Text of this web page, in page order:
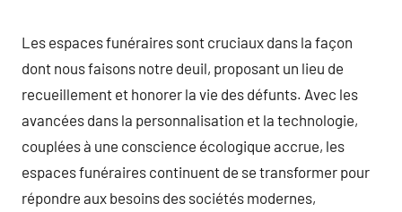
Les espaces funéraires sont cruciaux dans la façon
dont nous faisons notre deuil, proposant un lieu de
recueillement et honorer la vie des défunts. Avec les
avancées dans la personnalisation et la technologie,
couplées à une conscience écologique accrue, les
espaces funéraires continuent de se transformer pour
répondre aux besoins des sociétés modernes,